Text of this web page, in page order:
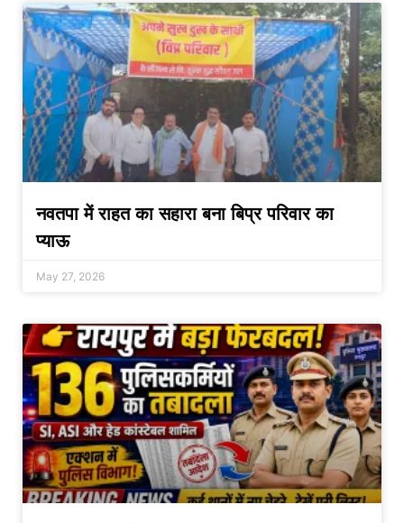
नवतपा में राहत का सहारा बना बिप्र परिवार का
प्याऊ
May 27, 2026